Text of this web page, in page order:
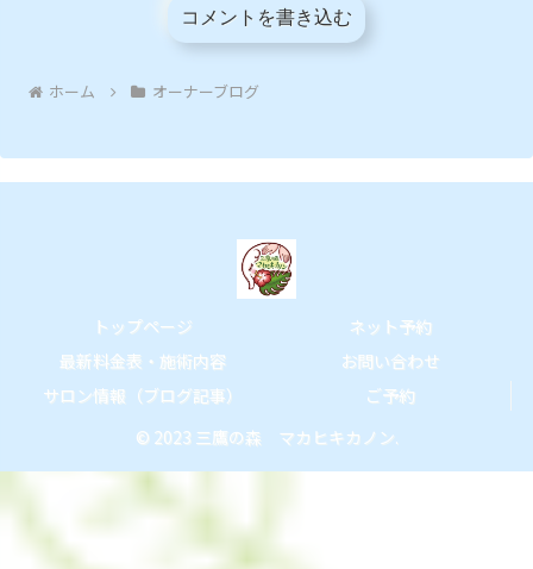
コメントを書き込む
ホーム オーナーブログ
トップページ
ネット予約
最新料金表・施術内容
お問い合わせ
サロン情報（ブログ記事）
ご予約
© 2023 三鷹の森 マカヒキカノン.